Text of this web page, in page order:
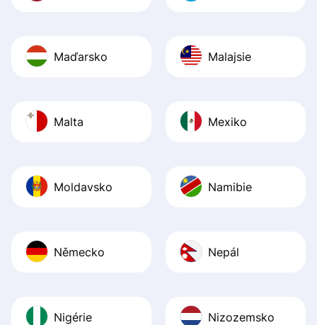
Maďarsko Malajsie
Malta Mexiko
Moldavsko Namibie
Německo Nepál
Nigérie Nizozemsko